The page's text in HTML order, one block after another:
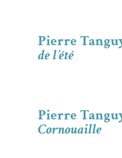
Pierre
de l’été
Pierre
Cornouaille